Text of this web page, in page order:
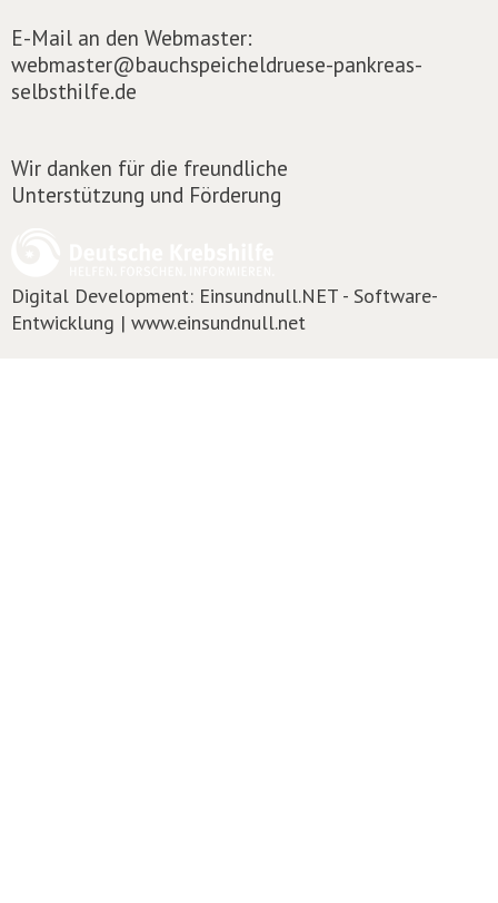
E-Mail an den Webmaster:
webmaster@bauchspeicheldruese-pankreas-
selbsthilfe.de
Wir danken für die freundliche
Unterstützung und Förderung
Digital Development: Einsundnull.NET - Software-
Entwicklung | www.einsundnull.net